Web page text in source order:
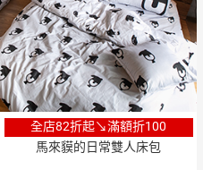
全店82折起↘滿額折100
馬來貘的日常雙人床包